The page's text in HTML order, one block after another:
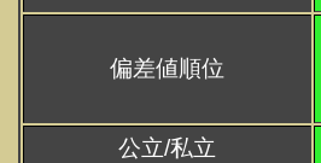
偏差値順位
公立/私立